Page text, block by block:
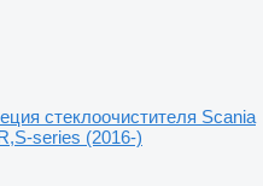
стеклоочистителя Scania
series (2016-)